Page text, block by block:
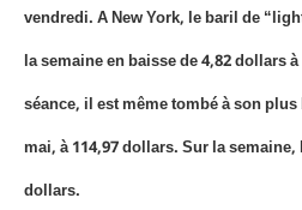
vendredi. A New York, le baril de
la semaine en baisse de 4,82 dollars
séance, il est même tombé à son
mai, à 114,97 dollars. Sur la
dollars.